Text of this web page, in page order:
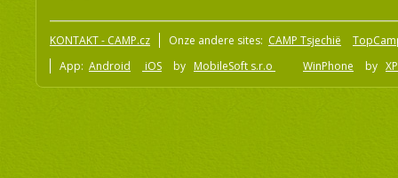
KONTAKT - CAMP.cz Onze andere sites: CAMP Tsjechië
App: Android iOS by MobileSoft s.r.o WinPhone by